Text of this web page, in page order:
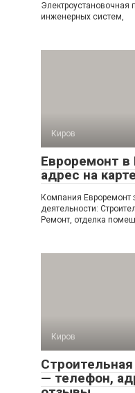
Электроустановочная
инженерных систем,
Киров
Евроремонт
адрес на
Компания
деятельности:
Ремонт, отделка
Киров
— телефон,